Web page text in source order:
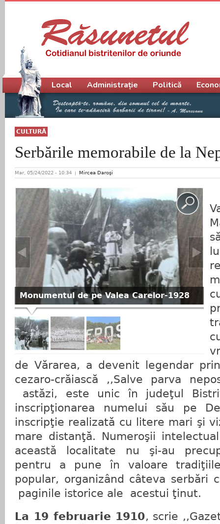
CULTURĂ
Serbările memorabile de la
Mar, 05/24/2022 - 10:34 Mircea Daroşi
Monumentul de pe Valea Carelor-1928
de Vărarea, a devenit legendar
cezaro-crăiască ,,Salve parva
astăzi, este unic în judeţul
inscripţionarea numelui său pe
inscripţie realizată cu litere mari şi
mare distanţă. Numeroşii
această localitate nu şi-au
pentru a pune în valoare
popular, organizând câteva serbări
paginile istorice ale
acestui ţinut.
La 19 februarie 1910, scrie
Meniu principal
Local Administrație Politică